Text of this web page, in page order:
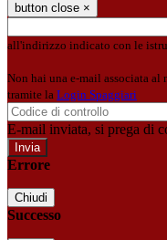
button close ×
all'indirizzo indicato con le
Non hai una e-mail associata al
tramite la Login Spaggiari
E-mail inviata, si prega di
Errore
Chiudi
Successo